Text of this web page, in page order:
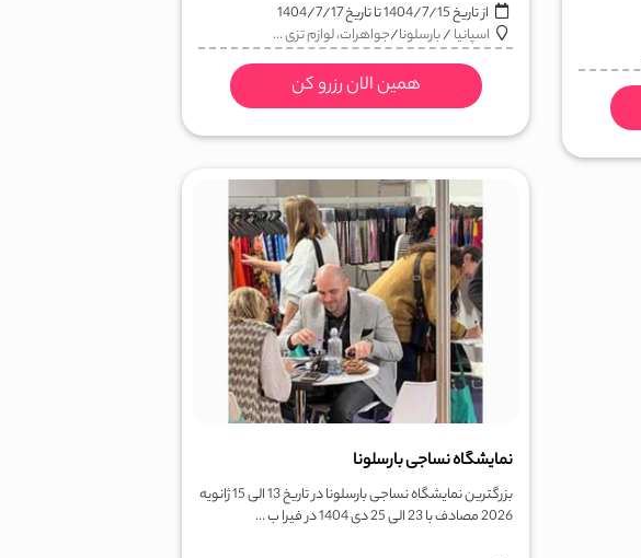
از تاریخ1404/7/15تا تاریخ1404/7/17
اسپانیا/بارسلونا/جواهرات، لوازم تزی ...
همین الان رزرو کن
نمایشگاه نساجی بارسلونا
بزرگترین نمایشگاه نساجی بارسلونا در تاریخ 13 الی 15 ژانویه
2026 مصادف با 23 الی 25 دی 1404 در فیرا ب ...